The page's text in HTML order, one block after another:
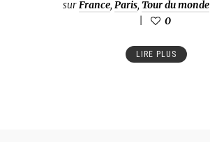
surFrance, Paris, Tour du monde
0
LIRE PLUS